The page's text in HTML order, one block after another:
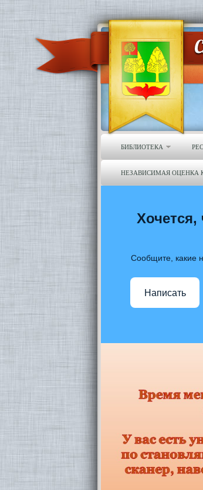
БИБЛИОТЕКА
НЕЗАВИСИМАЯ ОЦЕНКА
Хочется,
Сообщите, какие
Написать